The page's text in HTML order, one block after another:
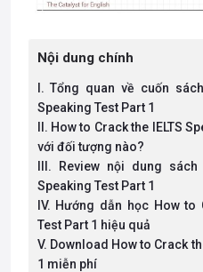
Nội dung chính
I. Tổng quan về cuốn
Speaking Test Part 1
II. How to Crack the IELTS
với đối tượng nào?
III. Review nội dung
Speaking Test Part 1
IV. Hướng dẫn học How to
Test Part 1 hiệu quả
V. Download How to Crack
1 miễn phí